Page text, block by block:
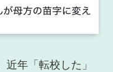
年「転校した」